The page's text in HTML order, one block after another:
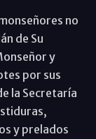
no
de Su
y
por sus
la Secretaría
y prelados